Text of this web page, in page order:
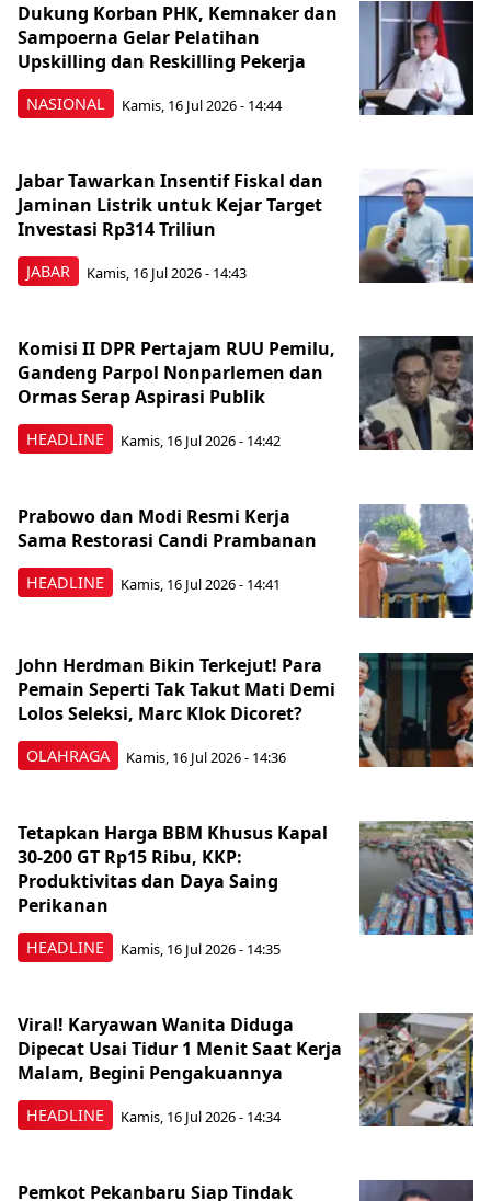
NASIONAL
Dukung Korban PHK, Kemnaker dan
Sampoerna Gelar Pelatihan
Upskilling dan Reskilling Pekerja
Kamis, 16 Jul 2026 - 14:44
JABAR
Jabar Tawarkan Insentif Fiskal dan
Jaminan Listrik untuk Kejar Target
Investasi Rp314 Triliun
Kamis, 16 Jul 2026 - 14:43
HEADLINE
Komisi II DPR Pertajam RUU Pemilu,
Gandeng Parpol Nonparlemen dan
Ormas Serap Aspirasi Publik
Kamis, 16 Jul 2026 - 14:42
HEADLINE
Prabowo dan Modi Resmi Kerja
Sama Restorasi Candi Prambanan
Kamis, 16 Jul 2026 - 14:41
OLAHRAGA
John Herdman Bikin Terkejut! Para
Pemain Seperti Tak Takut Mati Demi
Lolos Seleksi, Marc Klok Dicoret?
Kamis, 16 Jul 2026 - 14:36
HEADLINE
Tetapkan Harga BBM Khusus Kapal
30-200 GT Rp15 Ribu, KKP:
Produktivitas dan Daya Saing
Perikanan
Kamis, 16 Jul 2026 - 14:35
HEADLINE
Viral! Karyawan Wanita Diduga
Dipecat Usai Tidur 1 Menit Saat Kerja
Malam, Begini Pengakuannya
Kamis, 16 Jul 2026 - 14:34
Pemkot Pekanbaru Siap Tindak